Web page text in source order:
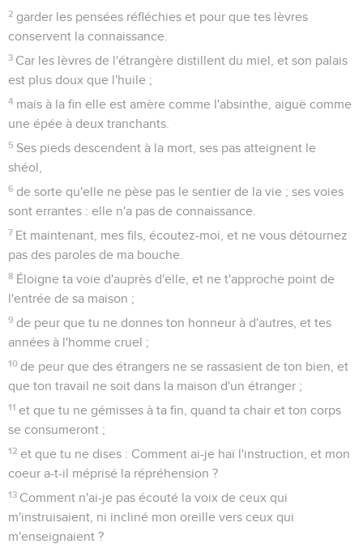
2 garder les pensées réfléchies et pour que tes lèvres
conservent la connaissance.
3 Car les lèvres de l'étrangère distillent du miel, et son palais
est plus doux que l'huile ;
4 mais à la fin elle est amère comme l'absinthe, aiguë comme
une épée à deux tranchants.
5 Ses pieds descendent à la mort, ses pas atteignent le
shéol,
6 de sorte qu'elle ne pèse pas le sentier de la vie ; ses voies
sont errantes : elle n'a pas de connaissance.
7 Et maintenant, mes fils, écoutez-moi, et ne vous détournez
pas des paroles de ma bouche.
8 Éloigne ta voie d'auprès d'elle, et ne t'approche point de
l'entrée de sa maison ;
9 de peur que tu ne donnes ton honneur à d'autres, et tes
années à l'homme cruel ;
10 de peur que des étrangers ne se rassasient de ton bien, et
que ton travail ne soit dans la maison d'un étranger ;
11 et que tu ne gémisses à ta fin, quand ta chair et ton corps
se consumeront ;
12 et que tu ne dises : Comment ai-je haï l'instruction, et mon
coeur a-t-il méprisé la répréhension ?
13 Comment n'ai-je pas écouté la voix de ceux qui
m'instruisaient, ni incliné mon oreille vers ceux qui
m'enseignaient ?